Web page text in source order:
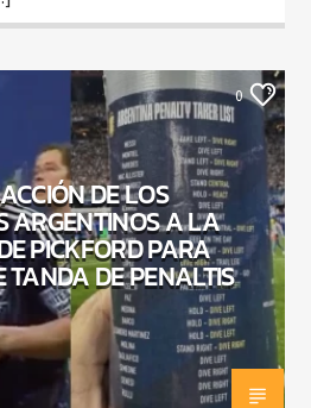
0
DE LOS
ARGENTINOS A LA
PICKFORD PARA
DE PENALTIS